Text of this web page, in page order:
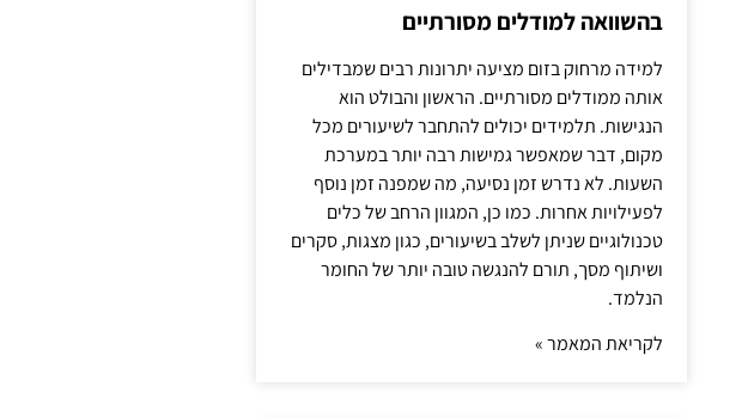
בהשוואה למודלים מסורתיים
למידה מרחוק בזום מציעה יתרונות רבים שמבדילים
אותה ממודלים מסורתיים. הראשון והבולט הוא
הנגישות. תלמידים יכולים להתחבר לשיעורים מכל
מקום, דבר שמאפשר גמישות רבה יותר במערכת
השעות. לא נדרש זמן נסיעה, מה שמפנה זמן נוסף
לפעילויות אחרות. כמו כן, המגוון הרחב של כלים
טכנולוגיים שניתן לשלב בשיעורים, כגון מצגות, סקרים
ושיתוף מסך, תורם להנגשה טובה יותר של החומר
הנלמד.
לקריאת המאמר »